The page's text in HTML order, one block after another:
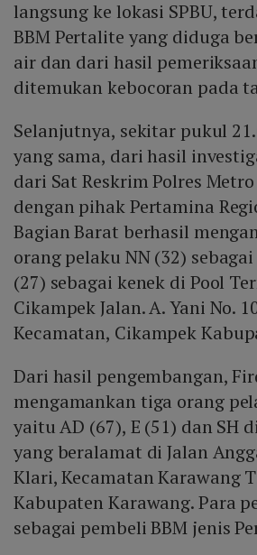
langsung ke lokasi SPBU,
BBM Pertalite yang diduga
air dan dari hasil
ditemukan kebocoran pada
Selanjutnya, sekitar pukul
yang sama, dari hasil
dari Sat Reskrim Polres
dengan pihak Pertamina
Bagian Barat berhasil
orang pelaku NN (32)
(27) sebagai kenek di Pool
Cikampek Jalan. A. Yani No.
Kecamatan, Cikampek
Dari hasil pengembangan,
mengamankan tiga orang
yaitu AD (67), E (51) dan SH
yang beralamat di Jalan
Klari, Kecamatan Karawang
Kabupaten Karawang. Para
sebagai pembeli BBM jenis